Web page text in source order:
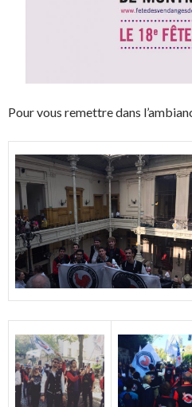
Pour vous remettre dans